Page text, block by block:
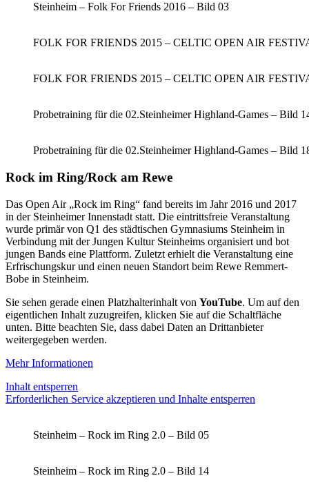
Steinheim – Folk For Friends 2016 – Bild 03
FOLK FOR FRIENDS 2015 – CELTIC OPEN AIR
FOLK FOR FRIENDS 2015 – CELTIC OPEN AIR
Probetraining für die 02.Steinheimer Highland-Games – Bild
Probetraining für die 02.Steinheimer Highland-Games – Bild
Rock im Ring/Rock am Rewe
Das Open Air „Rock im Ring“ fand bereits im Jahr 2016 und 2017
in der Steinheimer Innenstadt statt. Die eintrittsfreie Veranstaltung
wurde primär von Q1 des städtischen Gymnasiums Steinheim in
Verbindung mit der Jungen Kultur Steinheims organisiert und bot
jungen Bands eine Plattform. Zuletzt erhielt die Veranstaltung eine
Erfrischungskur und einen neuen Standort beim Rewe Remmert-
Bobe in Steinheim.
Sie sehen gerade einen Platzhalterinhalt von YouTube. Um auf den
eigentlichen Inhalt zuzugreifen, klicken Sie auf die Schaltfläche
unten. Bitte beachten Sie, dass dabei Daten an Drittanbieter
weitergegeben werden.
Mehr Informationen
Inhalt entsperren
Erforderlichen Service akzeptieren und Inhalte entsperren
Steinheim – Rock im Ring 2.0 – Bild 05
Steinheim – Rock im Ring 2.0 – Bild 14